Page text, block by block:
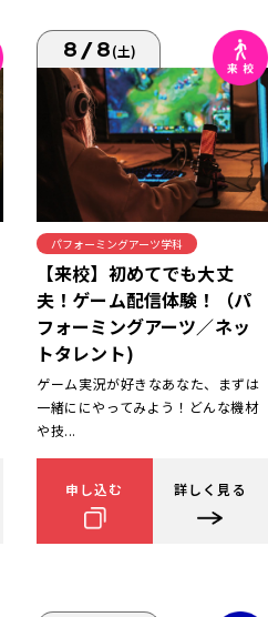
8/8(土)
パフォーミングアーツ学科
【来校】初めてでも大丈
夫！ゲーム配信体験！（パ
フォーミングアーツ／ネッ
トタレント)
ゲーム実況が好きなあなた、まずは
一緒ににやってみよう！どんな機材
や技...
申し込む 詳しく見る